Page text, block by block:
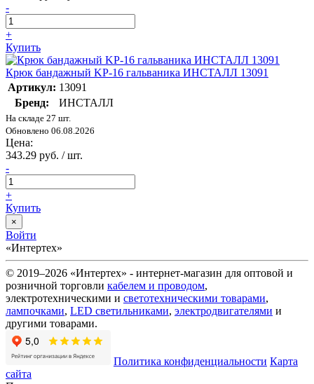
-
+
Купить
Крюк бандажный KP-16 гальваника ИНСТАЛЛ 13091
Артикул: 13091
Бренд:
ИНСТАЛЛ
На складе 27 шт.
Обновлено 06.08.2026
Цена:
343.29 руб. / шт.
-
+
Купить
×
Войти
«Интертех»
© 2019–2026 «Интертех» - интернет-магазин для оптовой и
розничной торговли кабелем и проводом,
электротехническими и светотехническими товарами,
лампочками, LED светильниками, электродвигателями и
другими товарами.
Политика конфиденциальности Карта
сайта